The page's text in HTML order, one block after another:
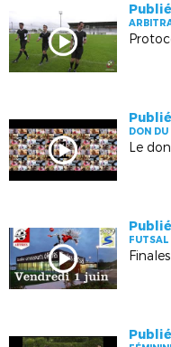
DON DU
FUTSAL